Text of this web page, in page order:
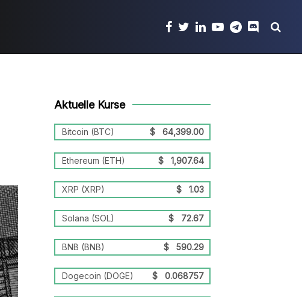
Aktuelle Kurse
Bitcoin (BTC) $ 64,399.00
Ethereum (ETH) $ 1,907.64
XRP (XRP) $ 1.03
Solana (SOL) $ 72.67
BNB (BNB) $ 590.29
Dogecoin (DOGE) $ 0.068757